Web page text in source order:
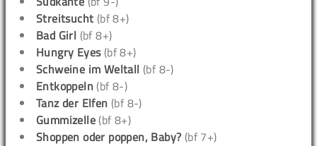
Streitsucht (bf 8+)
Bad Girl (bf 8+)
Hungry Eyes(bf 8+)
Schweine im Weltall (bf 8-)
Entkoppeln (bf 8-)
Tanz der Elfen (bf 8-)
Gummizelle (bf 8+)
Shoppen oder poppen, Baby? (bf 7+)